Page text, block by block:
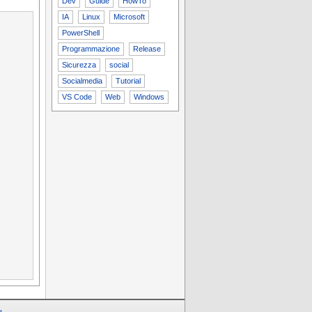
IA
Linux
Microsoft
PowerShell
Programmazione
Release
Sicurezza
social
Socialmedia
Tutorial
VS Code
Web Windows